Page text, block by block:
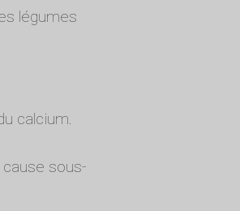
légumes
calcium.
sous-